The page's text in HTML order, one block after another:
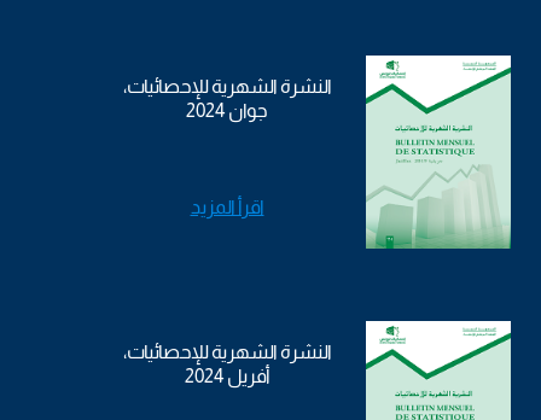
النشرة الشهرية للإحصائيات،
جوان 2024
اقرأ المزيد
النشرة الشهرية للإحصائيات،
أفريل 2024